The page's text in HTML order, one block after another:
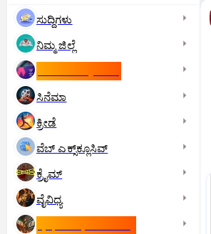
ಸುದ್ದಿಗಳು
ನಿಮ್ಮ ಜಿಲ್ಲೆ
ಸಿನೆಮಾ
ಕ್ರೀಡೆ
ವೆಬ್ ಎಕ್ಸ್‌ಕ್ಲೂಸಿವ್
ಕ್ರೈಮ್
ವೈವಿಧ್ಯ